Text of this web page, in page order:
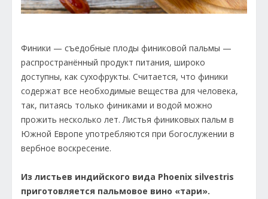
Финики — съедобные плоды финиковой пальмы —
распространённый продукт питания, широко
доступны, как сухофрукты. Считается, что финики
содержат все необходимые вещества для человека,
так, питаясь только финиками и водой можно
прожить несколько лет. Листья финиковых пальм в
Южной Европе употребляются при богослужении в
вербное воскресение.
Из листьев индийского вида Phoenix silvestris
приготовляется пальмовое вино «тари».